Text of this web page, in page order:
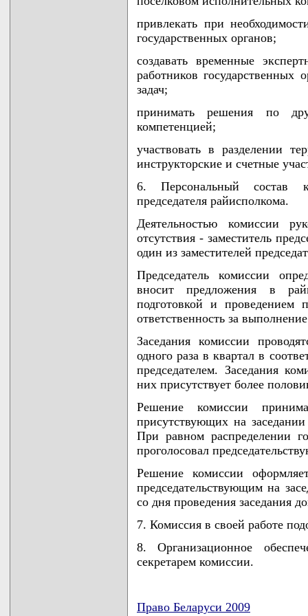
привлекать при
государственных органов;
создавать временные
работников
задач;
принимать решения по
компетенцией;
участвовать в разделении
инструкторские и счетные
6. Персональный состав
председателя райисполкома.
Деятельностью комиссии
отсутствия - заместитель
один из заместителей
Председатель комиссии
вносит предложения в
подготовкой и проведением
ответственность за
Заседания комиссии
одного раза в квартал в
председателем. Заседания
них присутствует более
Решение комиссии
присутствующих на
При равном распределении
проголосовал
Решение комиссии
председательствующим на
со дня проведения заседания
7. Комиссия в своей работе
8. Организационное
секретарем комиссии.
Право Беларуси 2009